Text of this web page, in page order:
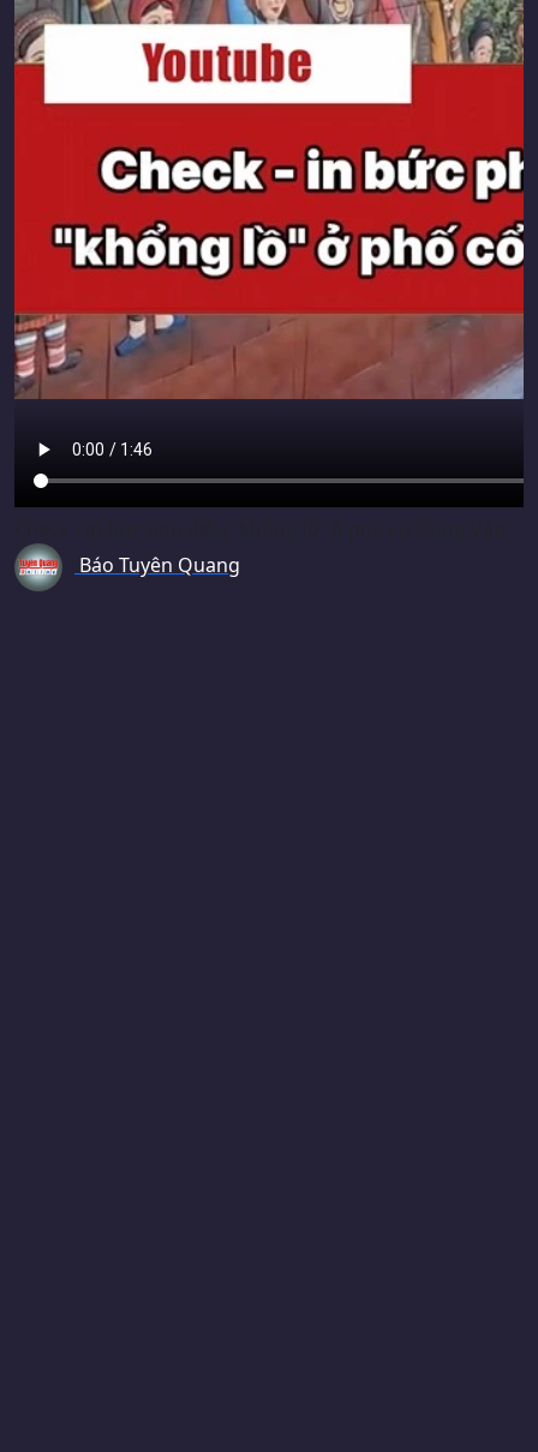
Báo Tuyên Quang